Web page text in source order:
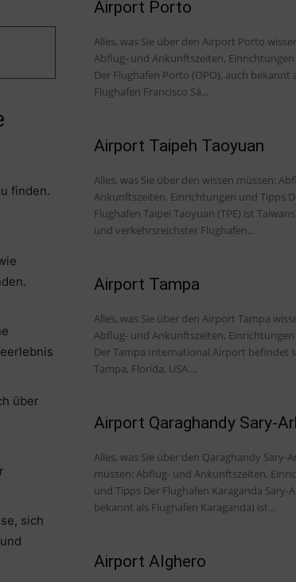
finden.
über
sich
Airport Porto
Alles, was Sie über den Airport Porto
Abflug- und Ankunftszeiten,
Der Flughafen Porto (OPO), auch bekannt
Flughafen Francisco Sá...
Airport Taipeh Taoyuan
Alles, was Sie über den wissen müssen: Abflug- und
Ankunftszeiten, Einrichtungen und Tipps Der
Flughafen Taipei Taoyuan (TPE) ist
und verkehrsreichster Flughafen...
Airport Tampa
Alles, was Sie über den Airport Tampa
Abflug- und Ankunftszeiten,
Der Tampa International Airport befindet
Tampa, Florida, USA....
Airport Qaraghandy Sary-
Alles, was Sie über den Qaraghandy Sary-
müssen: Abflug- und Ankunftszeiten,
und Tipps Der Flughafen Karaganda Sary-Arka (früher
bekannt als Flughafen Karaganda) ist...
Airport Alghero